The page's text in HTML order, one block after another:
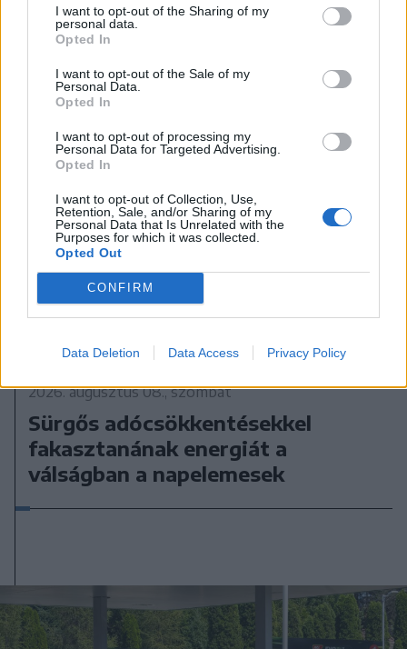
I want to opt-out of the Sharing of my
personal data.
Opted In
I want to opt-out of the Sale of my
Personal Data.
Opted In
I want to opt-out of processing my
Personal Data for Targeted Advertising.
Opted In
I want to opt-out of Collection, Use,
Retention, Sale, and/or Sharing of my
Personal Data that Is Unrelated with the
Purposes for which it was collected.
Opted Out
CONFIRM
Data Deletion Data Access Privacy Policy
A rovat további cikkei
2026. augusztus 08., szombat
Sürgős adócsökkentésekkel
fakasztanának energiát a
válságban a napelemesek